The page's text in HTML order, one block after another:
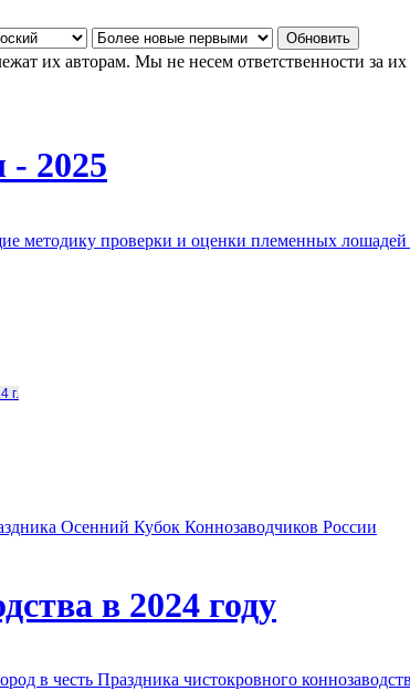
их авторам. Мы не несем ответственности за
2025
методику проверки и оценки племенных
г.
Осенний Кубок Коннозаводчиков России
в 2024 году
честь Праздника чистокровного